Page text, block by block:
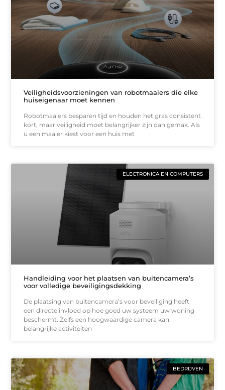
Veiligheidsvoorzieningen van robotmaaiers die elke
huiseigenaar moet kennen
Robotmaaiers besparen tijd en houden het gras consistent
kort, maar veiligheid moet belangrijker zijn dan gemak. Als
u een maaier kiest voor een huis met
ELECTRONICA EN COMPUTERS
Handleiding voor het plaatsen van buitencamera’s
voor volledige beveiligingsdekking
De plaatsing van buitencamera’s voor beveiliging heeft
een directe invloed op hoe goed uw systeem uw woning
beschermt. Zelfs een hoogwaardige camera kan
belangrijke activiteiten
BEDRIJVEN